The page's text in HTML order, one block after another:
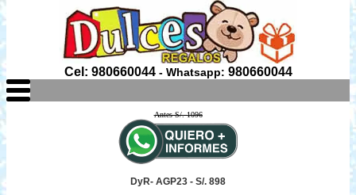
Cel: 980660044- Whatsapp: 980660044
Antes S/. 1096
DyR- AGP23 - S/. 898